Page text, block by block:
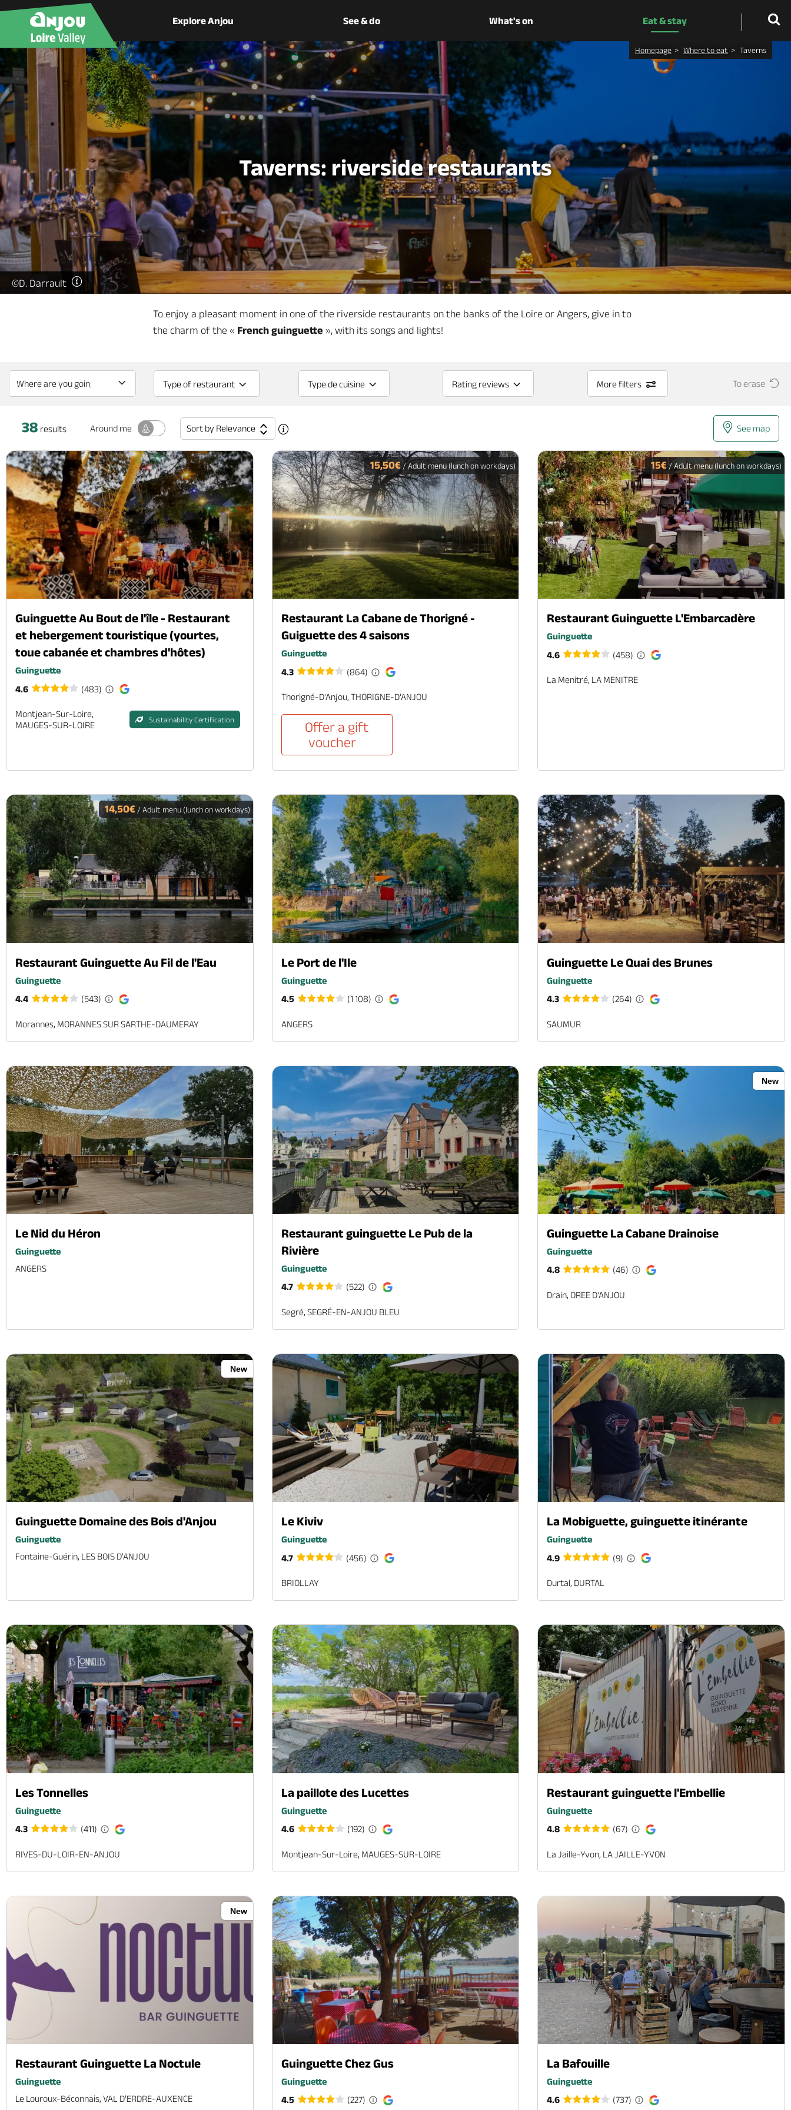
Explore Anjou See & do What's on Eat & stay
Homepage Where to eat Taverns
Taverns: riverside restaurants
©D. Darrault
To enjoy a pleasant moment in one of the riverside restaurants on the banks of the Loire or Angers, give in to
the charm of the « French guinguette », with its songs and lights!
Type of restaurant Type de cuisine Rating reviews More filters To erase
38 results Around me Sort by Relevance See map
Guinguette Au Bout de l'île - Restaurant
et hebergement touristique (yourtes,
toue cabanée et chambres d'hôtes)
Guinguette
4.6
(483)
Montjean-Sur-Loire,
MAUGES-SUR-LOIRE
Sustainability Certification
15,50€/ Adult menu (lunch on workdays)
Restaurant La Cabane de Thorigné -
Guiguette des 4 saisons
Guinguette
4.3
(864)
Thorigné-D'Anjou, THORIGNE-D'ANJOU
Offer a gift
voucher
15€/ Adult menu (lunch on workdays)
Restaurant Guinguette L'Embarcadère
Guinguette
4.6
(458)
La Menitré, LA MENITRE
14,50€/ Adult menu (lunch on workdays)
Restaurant Guinguette Au Fil de l'Eau
Guinguette
4.4
(543)
Morannes, MORANNES SUR SARTHE-DAUMERAY
Le Port de l'Ile
Guinguette
4.5
(1 108)
ANGERS
Guinguette Le Quai des Brunes
Guinguette
4.3
(264)
SAUMUR
Le Nid du Héron
Guinguette
ANGERS
Restaurant guinguette Le Pub de la
Rivière
Guinguette
4.7
(522)
Segré, SEGRÉ-EN-ANJOU BLEU
New
Guinguette La Cabane Drainoise
Guinguette
4.8
(46)
Drain, OREE D'ANJOU
New
Guinguette Domaine des Bois d'Anjou
Guinguette
Fontaine-Guérin, LES BOIS D'ANJOU
Le Kiviv
Guinguette
4.7
(456)
BRIOLLAY
La Mobiguette, guinguette itinérante
Guinguette
4.9
(9)
Durtal, DURTAL
Les Tonnelles
Guinguette
4.3
(411)
RIVES-DU-LOIR-EN-ANJOU
La paillote des Lucettes
Guinguette
4.6
(192)
Montjean-Sur-Loire, MAUGES-SUR-LOIRE
Restaurant guinguette l'Embellie
Guinguette
4.8
(67)
La Jaille-Yvon, LA JAILLE-YVON
New
Restaurant Guinguette La Noctule
Guinguette
Le Louroux-Béconnais, VAL D'ERDRE-AUXENCE
Guinguette Chez Gus
Guinguette
4.5
(227)
La Bafouille
Guinguette
4.6
(737)